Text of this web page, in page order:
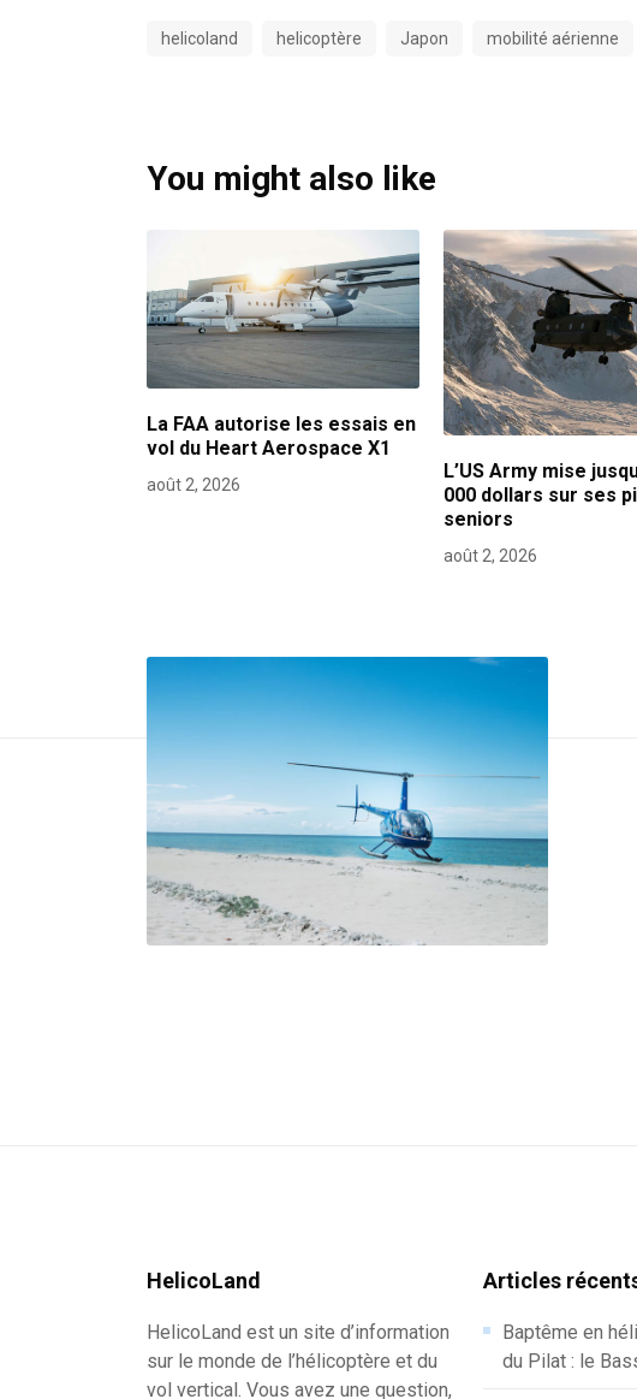
helicoland helicoptère Japon mobilité aérienne
You might also like
La FAA autorise les essais en
vol du Heart Aerospace X1
août 2, 2026
L’US Army mise
000 dollars sur ses
seniors
août 2, 2026
Post navigation
HelicoLand
HelicoLand est un site d’information
sur le monde de l’hélicoptère et du
vol vertical. Vous avez une question,
Articles
Baptême en
du Pilat : le